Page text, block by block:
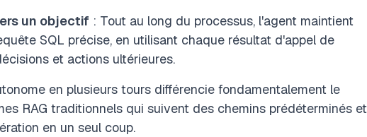
un objectif : Tout au long du processus, l'agent maintient
SQL précise, en utilisant chaque résultat d'appel de
et actions ultérieures.
en plusieurs tours différencie fondamentalement le
RAG traditionnels qui suivent des chemins prédéterminés et
en un seul coup.